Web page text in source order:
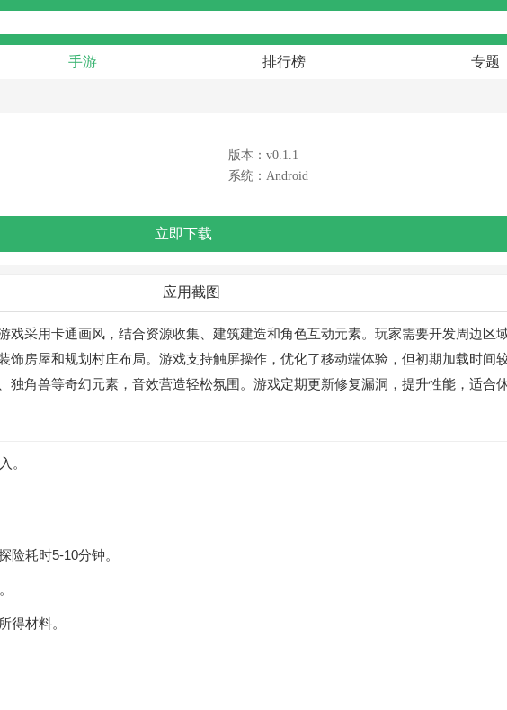
手游 排行榜 专题
版本：v0.1.1
系统：Android
立即下载
应用截图
戏采用卡通画风，结合资源收集、建筑建造和角色互动元素。玩家需要开发周边区
房屋和规划村庄布局。游戏支持触屏操作，优化了移动端体验，但初期加载时间
角兽等奇幻元素，音效营造轻松氛围。游戏定期更新修复漏洞，提升性能，适合
。
险耗时5-10分钟。
得材料。